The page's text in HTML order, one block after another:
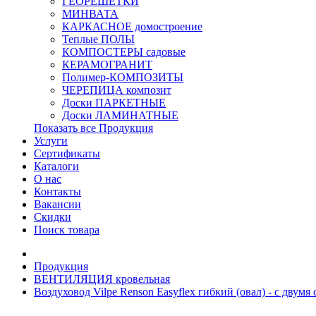
МИНВАТА
КАРКАСНОЕ домостроение
Теплые ПОЛЫ
КОМПОСТЕРЫ садовые
КЕРАМОГРАНИТ
Полимер-КОМПОЗИТЫ
ЧЕРЕПИЦА композит
Доски ПАРКЕТНЫЕ
Доски ЛАМИНАТНЫЕ
Показать все Продукция
Услуги
Сертификаты
Каталоги
О нас
Контакты
Вакансии
Скидки
Поиск товара
Продукция
ВЕНТИЛЯЦИЯ кровельная
Воздуховод Vilpe Renson Easyflex гибкий (овал) - с